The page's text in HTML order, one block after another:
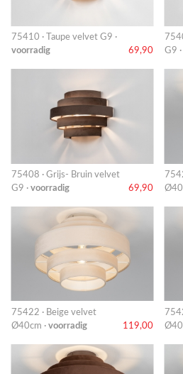
75410 · Taupe velvet G9 ·
voorradig
69,90
G9 ·
75408 · Grijs- Bruin velvet
G9 · voorradig 69,90
75422 · Beige velvet
Ø40cm · voorradig 119,00